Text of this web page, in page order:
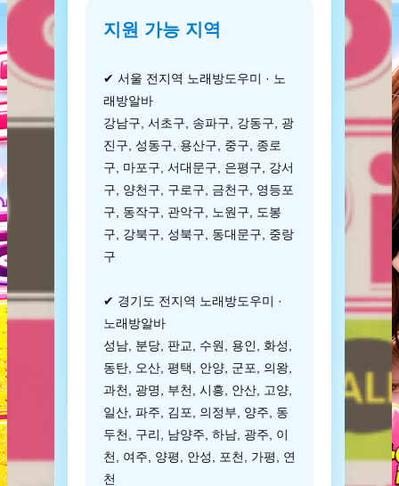
지원 가능 지역
✔ 서울 전지역 노래방도우미 · 노
래방알바
강남구, 서초구, 송파구, 강동구, 광
진구, 성동구, 용산구, 중구, 종로
구, 마포구, 서대문구, 은평구, 강서
구, 양천구, 구로구, 금천구, 영등포
구, 동작구, 관악구, 노원구, 도봉
구, 강북구, 성북구, 동대문구, 중랑
구
✔ 경기도 전지역 노래방도우미 ·
노래방알바
성남, 분당, 판교, 수원, 용인, 화성,
동탄, 오산, 평택, 안양, 군포, 의왕,
과천, 광명, 부천, 시흥, 안산, 고양,
일산, 파주, 김포, 의정부, 양주, 동
두천, 구리, 남양주, 하남, 광주, 이
천, 여주, 양평, 안성, 포천, 가평, 연
천